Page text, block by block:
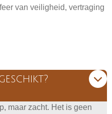
van veiligheid, vertraging
maar zacht. Het is geen